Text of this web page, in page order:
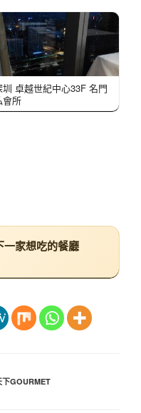
圳 卓越世紀中心33F 名門
會所
家想吃的餐廳
下GOURMET